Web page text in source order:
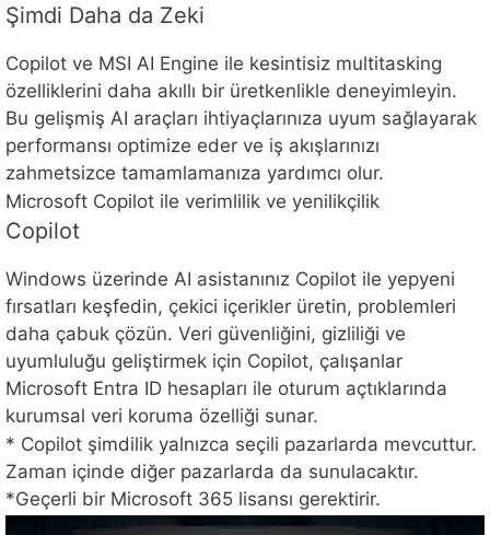
Şimdi Daha da Zeki
Copilot ve MSI AI Engine ile kesintisiz multitasking
özelliklerini daha akıllı bir üretkenlikle deneyimleyin.
Bu gelişmiş AI araçları ihtiyaçlarınıza uyum sağlayarak
performansı optimize eder ve iş akışlarınızı
zahmetsizce tamamlamanıza yardımcı olur.
Microsoft Copilot ile verimlilik ve yenilikçilik
Copilot
Windows üzerinde AI asistanınız Copilot ile yepyeni
fırsatları keşfedin, çekici içerikler üretin, problemleri
daha çabuk çözün. Veri güvenliğini, gizliliği ve
uyumluluğu geliştirmek için Copilot, çalışanlar
Microsoft Entra ID hesapları ile oturum açtıklarında
kurumsal veri koruma özelliği sunar.
* Copilot şimdilik yalnızca seçili pazarlarda mevcuttur.
Zaman içinde diğer pazarlarda da sunulacaktır.
*Geçerli bir Microsoft 365 lisansı gerektirir.